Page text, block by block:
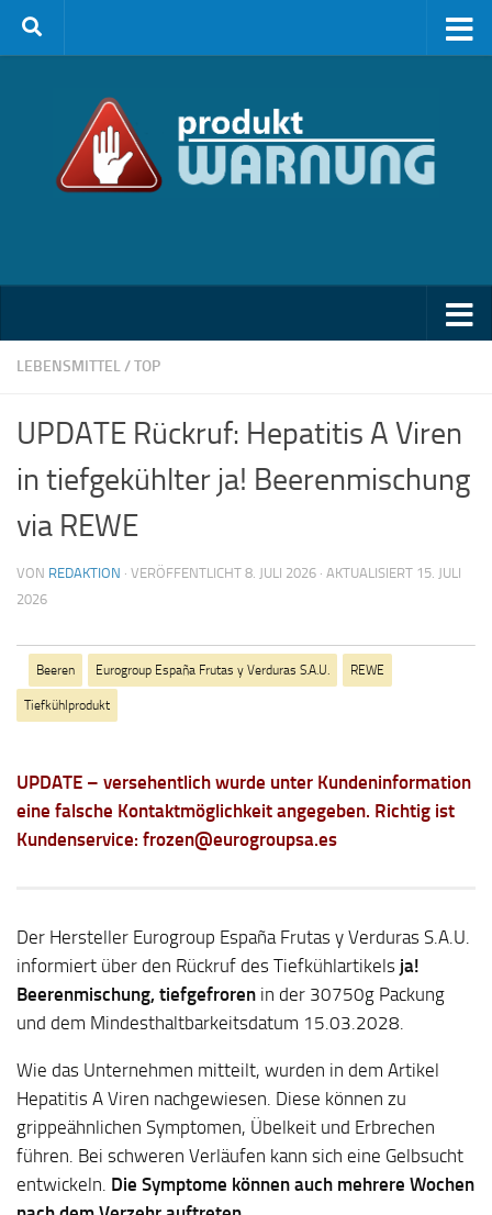
Zum Inhalt springen
LEBENSMITTEL/TOP
UPDATE Rückruf: Hepatitis A Viren
in tiefgekühlter ja! Beerenmischung
via REWE
VON REDAKTION · VERÖFFENTLICHT 8. JULI 2026 · AKTUALISIERT 15. JULI
2026
Beeren Eurogroup España Frutas y Verduras S.A.U. REWE
Tiefkühlprodukt
UPDATE – versehentlich wurde unter Kundeninformation
eine falsche Kontaktmöglichkeit angegeben. Richtig ist
Kundenservice: frozen@eurogroupsa.es
Der Hersteller Eurogroup España Frutas y Verduras S.A.U.
informiert über den Rückruf des Tiefkühlartikels ja!
Beerenmischung, tiefgefroren in der 30750g Packung
und dem Mindesthaltbarkeitsdatum 15.03.2028.
Wie das Unternehmen mitteilt, wurden in dem Artikel
Hepatitis A Viren nachgewiesen. Diese können zu
grippeähnlichen Symptomen, Übelkeit und Erbrechen
führen. Bei schweren Verläufen kann sich eine Gelbsucht
entwickeln. Die Symptome können auch mehrere Wochen